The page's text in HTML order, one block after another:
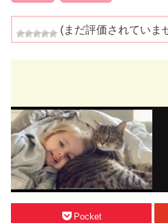
(まだ評価されていま
Pocket